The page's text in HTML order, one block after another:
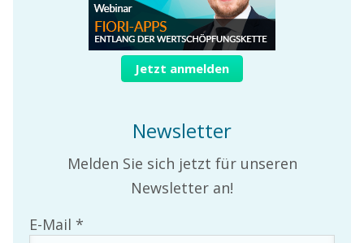
Jetzt anmelden
Newsletter
Melden Sie sich jetzt für unseren
Newsletter an!